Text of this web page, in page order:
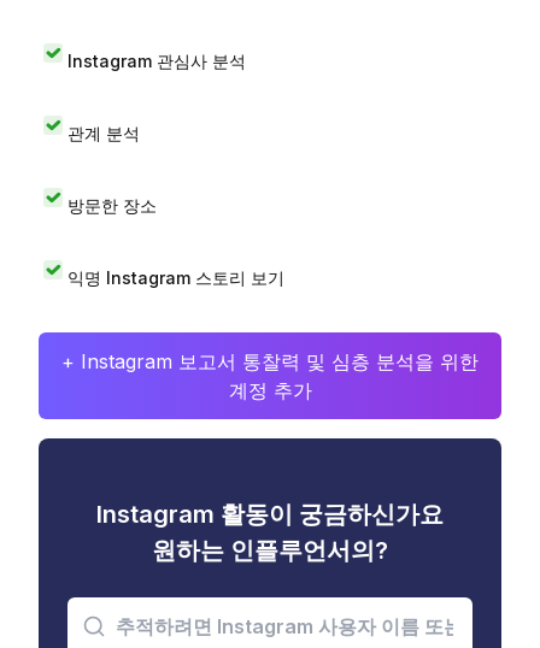
Instagram 관심사 분석
관계 분석
방문한 장소
익명 Instagram 스토리 보기
+ Instagram 보고서 통찰력 및 심층 분석을 위한
계정 추가
Instagram 활동이 궁금하신가요
원하는 인플루언서의?